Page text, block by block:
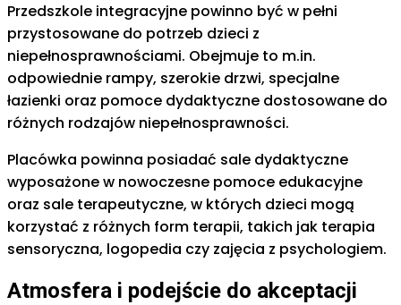
Przedszkole integracyjne powinno być w pełni
przystosowane do potrzeb dzieci z
niepełnosprawnościami. Obejmuje to m.in.
odpowiednie rampy, szerokie drzwi, specjalne
łazienki oraz pomoce dydaktyczne dostosowane do
różnych rodzajów niepełnosprawności.
Placówka powinna posiadać sale dydaktyczne
wyposażone w nowoczesne pomoce edukacyjne
oraz sale terapeutyczne, w których dzieci mogą
korzystać z różnych form terapii, takich jak terapia
sensoryczna, logopedia czy zajęcia z psychologiem.
Atmosfera i podejście do akceptacji